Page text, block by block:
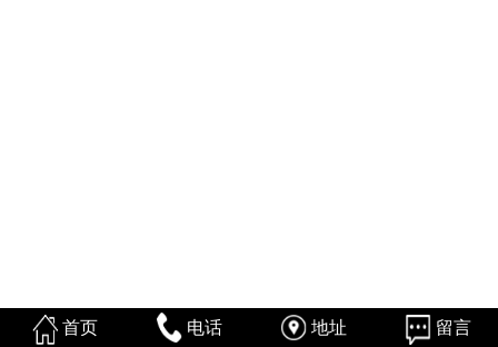
首页 电话 地址 留言